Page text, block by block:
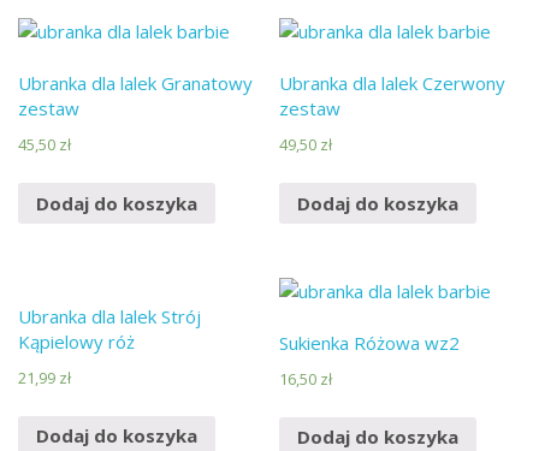
Ubranka dla lalek Granatowy
zestaw
45,50 zł
Dodaj do koszyka
Ubranka dla lalek Czerwony
zestaw
49,50 zł
Dodaj do koszyka
Ubranka dla lalek Strój
Kąpielowy róż
21,99 zł
Dodaj do koszyka
Sukienka Różowa wz2
16,50 zł
Dodaj do koszyka